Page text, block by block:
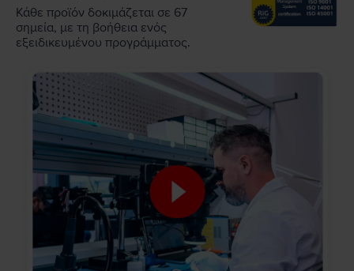
Κάθε προϊόν δοκιμάζεται σε 67
σημεία, με τη βοήθεια ενός
εξειδικευμένου προγράμματος.